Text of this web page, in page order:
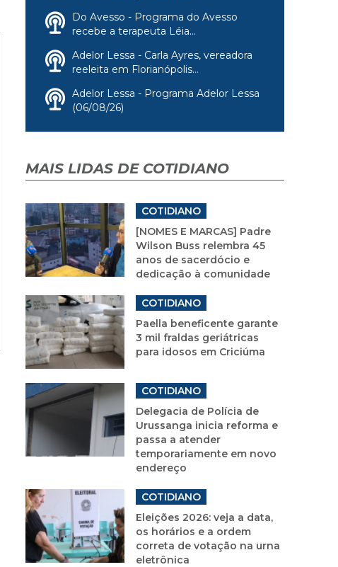
Do Avesso - Programa do Avesso
recebe a terapeuta Léia...
Adelor Lessa - Carla Ayres, vereadora
reeleita em Florianópolis...
Adelor Lessa - Programa Adelor Lessa
(06/08/26)
MAIS LIDAS DE COTIDIANO
COTIDIANO
[NOMES E MARCAS] Padre
Wilson Buss relembra 45
anos de sacerdócio e
dedicação à comunidade
COTIDIANO
Paella beneficente garante
3 mil fraldas geriátricas
para idosos em Criciúma
COTIDIANO
Delegacia de Polícia de
Urussanga inicia reforma e
passa a atender
temporariamente em novo
endereço
COTIDIANO
Eleições 2026: veja a data,
os horários e a ordem
correta de votação na urna
eletrônica